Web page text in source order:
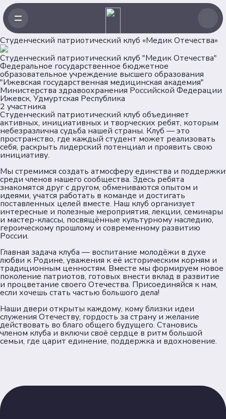
Студенческий патриотический клуб «Медик Отечества»
Студенческий патриотический клуб "Медик Отечества"
Федеральное государственное бюджетное
образовательное учреждение высшего образования
"Ижевская государственная медицинская академия"
Министерства здравоохранения Российской Федерации
Ижевск, Удмуртская Республика
2 участника
Студенческий патриотический клуб объединяет
активных, инициативных и творческих ребят, которым
небезразлична судьба нашей страны. Клуб — это
пространство, где каждый студент может реализовать
себя, раскрыть лидерский потенциал и проявить свою
инициативу.
Мы стремимся создать атмосферу единства и поддержки
среди членов нашего сообщества. Здесь ребята
знакомятся друг с другом, обмениваются опытом и
идеями, учатся работать в команде и достигать
поставленных целей вместе. Наш клуб организует
интересные и полезные мероприятия, лекции, семинары
и мастер-классы, посвящённые культурному наследию,
героическому прошлому и современному развитию
России.
Главная задача клуба — воспитание молодёжи в духе
любви к Родине, уважения к её историческим корням и
традиционным ценностям. Вместе мы формируем новое
поколение патриотов, готовых внести вклад в развитие
и процветание своего Отечества. Присоединяйся к нам,
если хочешь стать частью большого дела!
Наши двери открыты каждому, кому близки идеи
служения Отечеству, гордость за страну и желание
действовать во благо общего будущего. Становись
членом клуба и включи своё сердце в ритм большой
семьи, где царит единение, поддержка и вдохновение.
Главная
Новости
Проекты
Клубы
Рейтинг
Форумная кампания
Об Ассоциации
Команда
Партнеры
Пользовательское соглашение
Согласие на обработку персональных данных
Политика обеспечения безопасности
персональных данных
сети
Телеграм
Max